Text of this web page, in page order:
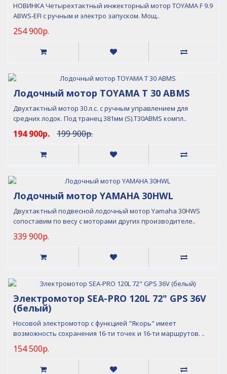
НОВИНКА Четырехтактный инжекторный мотор TOYAMA F 9.9
ABWS-EFI с ручным и электро запуском. Мощ..
254 900р.
Лодочный мотор TOYAMA T 30 ABMS
Двухтактный мотор 30 л.с. с ручным управлением для
средних лодок. Под транец 381мм (S).T30ABMS компл..
194 900р. 199 900р.
Лодочный мотор YAMAHA 30HWL
Двухтактный подвесной лодочный мотор Yamaha 30HWS
сопоставим по весу с моторами других производителе..
339 900р.
Электромотор SEA-PRO 120L 72" GPS 36V
(белый)
Носовой электромотор с функцией "Якорь" имеет
возможность сохранения 16-ти точек и 16-ти маршрутов. ..
154 500р.